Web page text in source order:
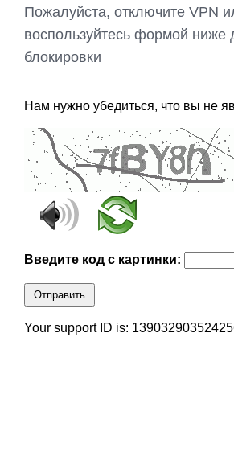
Пожалуйста, отключите VPN
воспользуйтесь формой ниже
блокировки
Нам нужно убедиться, что вы не
Введите код с картинки:
Отправить
Your support ID is: